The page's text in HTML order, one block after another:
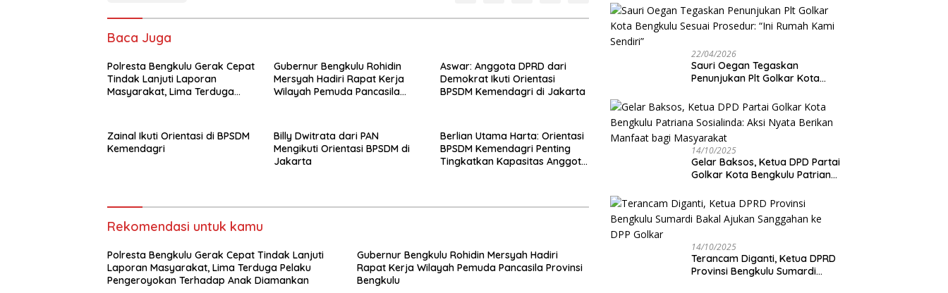
Baca Juga
‎Polresta Bengkulu Gerak Cepat
Tindak Lanjuti Laporan
Masyarakat, Lima Terduga
Gubernur Bengkulu Rohidin
Mersyah Hadiri Rapat Kerja
Wilayah Pemuda Pancasila
Aswar: Anggota DPRD dari
Demokrat Ikuti Orientasi
BPSDM Kemendagri di Jakarta
Zainal Ikuti Orientasi di BPSDM
Kemendagri
Billy Dwitrata dari PAN
Mengikuti Orientasi BPSDM di
Jakarta
Berlian Utama Harta: Orientasi
BPSDM Kemendagri Penting
Tingkatkan Kapasitas Anggota
Rekomendasi untuk kamu
‎Polresta Bengkulu Gerak Cepat Tindak Lanjuti
Laporan Masyarakat, Lima Terduga Pelaku
Pengeroyokan Terhadap Anak Diamankan
Gubernur Bengkulu Rohidin Mersyah Hadiri
Rapat Kerja Wilayah Pemuda Pancasila Provinsi
Bengkulu
Disetujui
22/04/2026
Sauri Oegan Tegaskan
Penunjukan Plt Golkar Kota
Rumah Kami Sendiri”
14/10/2025
‎Gelar Baksos, Ketua DPD Partai
Golkar Kota Bengkulu Patriana
Manfaat bagi Masyarakat
14/10/2025
Terancam Diganti, Ketua DPRD
Provinsi Bengkulu Sumardi